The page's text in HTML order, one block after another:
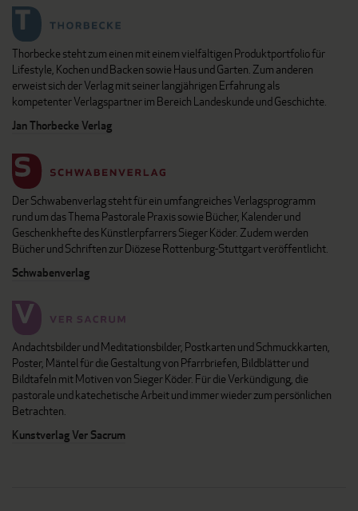
Thorbecke steht zum einen mit einem vielfältigen Produktportfolio für
Lifestyle, Kochen und Backen sowie Haus und Garten. Zum anderen
erweist sich der Verlag mit seiner langjährigen Erfahrung als
kompetenter Verlagspartner im Bereich Landeskunde und Geschichte.
Jan Thorbecke Verlag
Der Schwabenverlag steht für ein umfangreiches Verlagsprogramm
rund um das Thema Pastorale Praxis sowie Bücher, Kalender und
Geschenkhefte des Künstlerpfarrers Sieger Köder. Zudem werden
Bücher und Schriften zur Diözese Rottenburg-Stuttgart veröffentlicht.
Schwabenverlag
Andachtsbilder und Meditationsbilder, Postkarten und Schmuckkarten,
Poster, Mäntel für die Gestaltung von Pfarrbriefen, Bildblätter und
Bildtafeln mit Motiven von Sieger Köder. Für die Verkündigung, die
pastorale und katechetische Arbeit und immer wieder zum persönlichen
Betrachten.
Kunstverlag Ver Sacrum